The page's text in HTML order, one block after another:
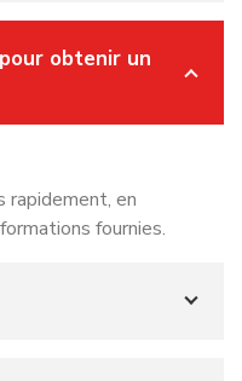
obtenir un
en
fournies.